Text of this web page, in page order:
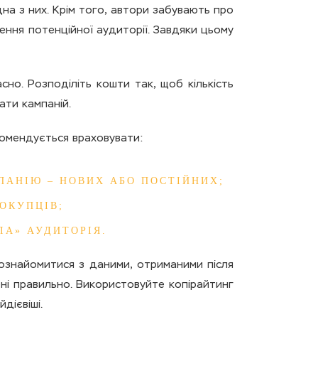
з них. Крім того, автори забувають про
потенційної аудиторії. Завдяки цьому
Розподіліть кошти так, щоб кількість
кампаній.
враховувати:
– НОВИХ АБО ПОСТІЙНИХ;
АУДИТОРІЯ.
з даними, отриманими після
правильно. Використовуйте копірайтинг